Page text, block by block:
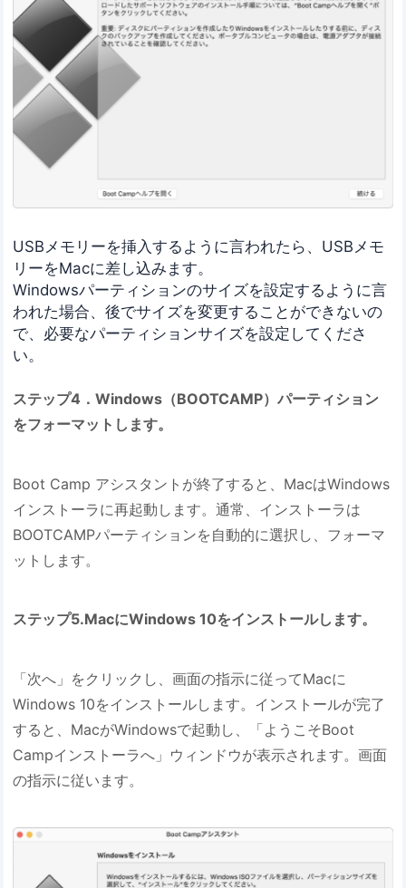
USBメモリーを挿入するように言われたら、USBメモ
リーをMacに差し込みます。
Windowsパーティションのサイズを設定するように言
われた場合、後でサイズを変更することができないの
で、必要なパーティションサイズを設定してくださ
い。
ステップ4．Windows（BOOTCAMP）パーティション
をフォーマットします。
Boot Camp アシスタントが終了すると、MacはWindows
インストーラに再起動します。通常、インストーラは
BOOTCAMPパーティションを自動的に選択し、フォーマ
ットします。
ステップ5.MacにWindows 10をインストールします。
「次へ」をクリックし、画面の指示に従ってMacに
Windows 10をインストールします。インストールが完了
すると、MacがWindowsで起動し、「ようこそBoot
Campインストーラへ」ウィンドウが表示されます。画面
の指示に従います。